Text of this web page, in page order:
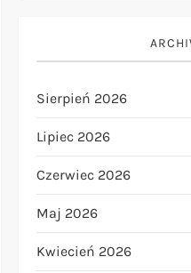
Sierpień 2026
Lipiec 2026
Czerwiec 2026
Maj 2026
Kwiecień 2026